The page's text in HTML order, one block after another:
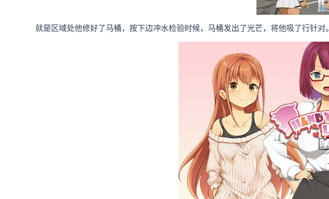
就是区域处他修好了马桶，按下边冲水检验时候，马桶发出了光芒，将他吸了行针对。